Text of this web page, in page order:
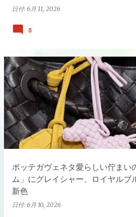
日付: 6月 11, 2026
0
ボッテガヴェネタ愛らしい佇まい
ム」にグレイシャー、ロイヤルブ
新色
日付: 6月 10, 2026